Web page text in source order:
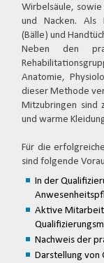
Wirbelsäule, sowie
und Nacken. Als
(Bälle) und
Neben den
Anatomie,
dieser Methode
Mitzubringen sind
und warme
Für die
sind folgende
In der
Aktive
Nachweis der
Darstellung von